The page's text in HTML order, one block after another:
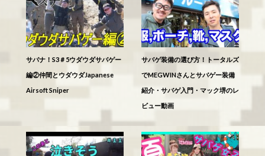
サバナ！S3＃5ウダウダサバゲー
編②仲間とウダウダJapanese
Airsoft Sniper
サバゲ装備の選び方！トータルズ
でMEGWINさんとサバゲー装備
紹介・サバゲ入門・マック堺のレ
ビュー動画